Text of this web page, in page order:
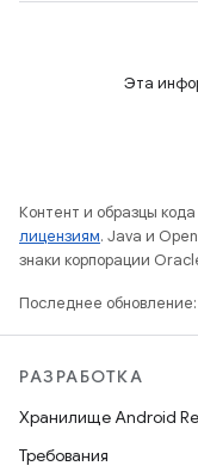
Эта
Контент и образцы
лицензиям. Java и
знаки корпорации
Последнее
РАЗРАБОТКА
Хранилище Android
Требования